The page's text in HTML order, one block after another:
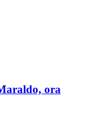
ora